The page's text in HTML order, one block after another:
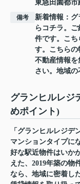
東急田園都市
備考
新着情報：
らコチラ。
件です。こち
す。こちら
不動産情報
さい。地域の
グランヒルレジ
めポイント)
「グランヒルレジ
マンションタイプに
好な駅近物件はいか
えた、2019年築の物
なら、地域に密着し